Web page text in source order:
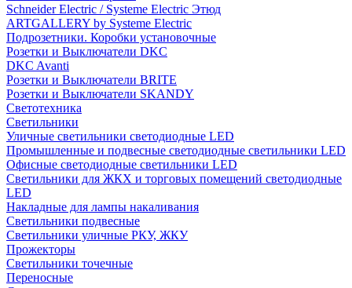
Schneider Electric / Systeme Electric Этюд
ARTGALLERY by Systeme Electric
Подрозетники. Коробки установочные
Розетки и Выключатели DKC
DKC Avanti
Розетки и Выключатели BRITE
Розетки и Выключатели SKANDY
Светотехника
Светильники
Уличные светильники светодиодные LED
Промышленные и подвесные светодиодные светильники LED
Офисные светодиодные светильники LED
Светильники для ЖКХ и торговых помещений светодиодные
LED
Накладные для лампы накаливания
Светильники подвесные
Светильники уличные РКУ, ЖКУ
Прожекторы
Cветильники точечные
Переносные